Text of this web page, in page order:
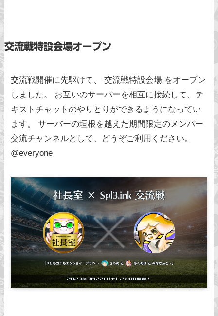
交流戦特設会場オープン
交流戦開催に先駆けて、 ⁠交流戦特設会場 をオープン
しました。 お互いのサーバーを相互に接続して、テ
キストチャットのやりとりができるようになってい
ます。 サーバーの垣根を越えた期間限定のメンバー
交流チャンネルとして、どうぞご利用ください。
@everyone